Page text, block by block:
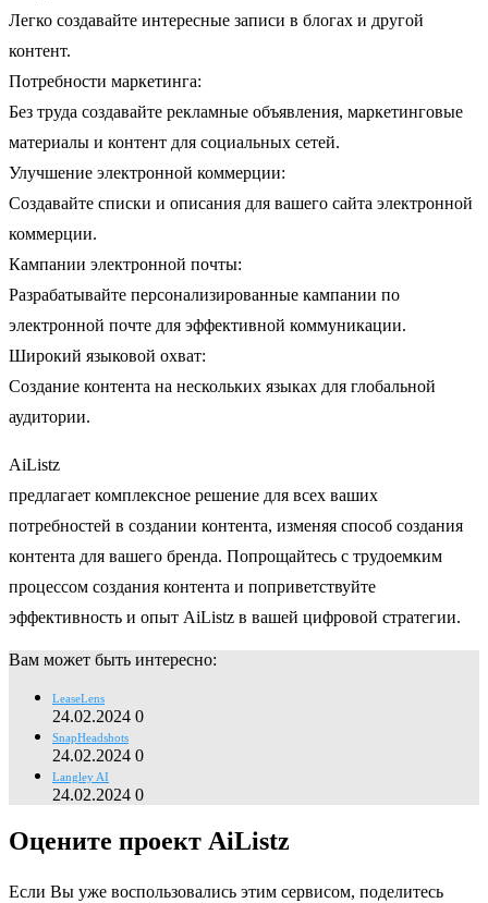
Легко создавайте интересные записи в блогах и другой
контент.
Потребности маркетинга:
Без труда создавайте рекламные объявления, маркетинговые
материалы и контент для социальных сетей.
Улучшение электронной коммерции:
Создавайте списки и описания для вашего сайта электронной
коммерции.
Кампании электронной почты:
Разрабатывайте персонализированные кампании по
электронной почте для эффективной коммуникации.
Широкий языковой охват:
Создание контента на нескольких языках для глобальной
аудитории.
AiListz
предлагает комплексное решение для всех ваших
потребностей в создании контента, изменяя способ создания
контента для вашего бренда. Попрощайтесь с трудоемким
процессом создания контента и поприветствуйте
эффективность и опыт AiListz в вашей цифровой стратегии.
Вам может быть интересно:
LeaseLens
24.02.2024 0
SnapHeadshots
24.02.2024 0
Langley AI
24.02.2024 0
Оцените проект AiListz
Если Вы уже воспользовались этим сервисом, поделитесь